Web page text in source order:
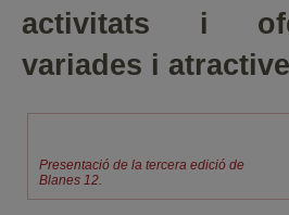
activitats i
variades i
Presentació de la tercera edició de
Blanes 12.